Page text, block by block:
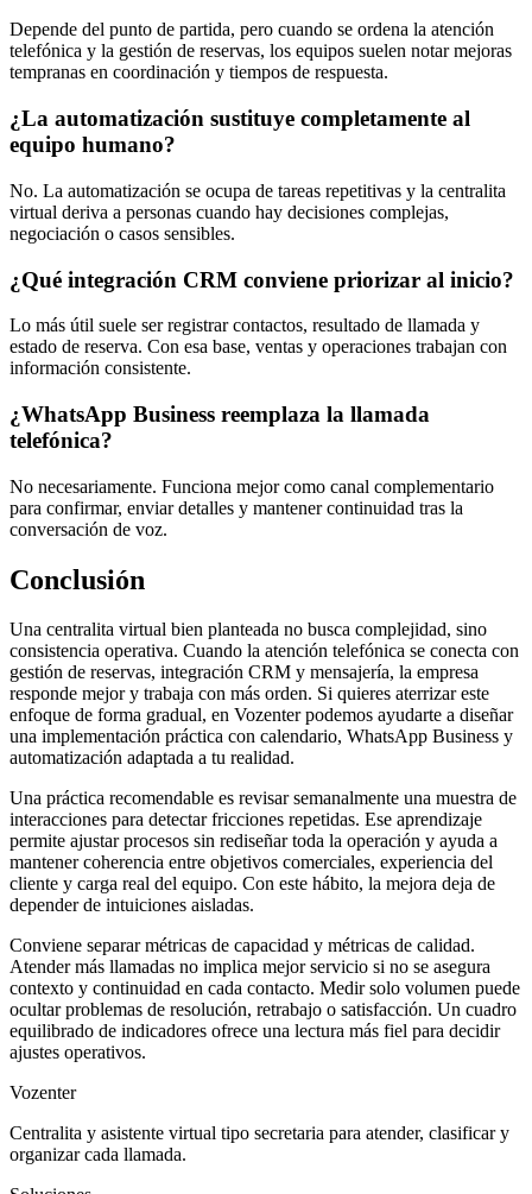
Depende del punto de partida, pero cuando se ordena la atención
telefónica y la gestión de reservas, los equipos suelen notar mejoras
tempranas en coordinación y tiempos de respuesta.
¿La automatización sustituye completamente al
equipo humano?
No. La automatización se ocupa de tareas repetitivas y la centralita
virtual deriva a personas cuando hay decisiones complejas,
negociación o casos sensibles.
¿Qué integración CRM conviene priorizar al inicio?
Lo más útil suele ser registrar contactos, resultado de llamada y
estado de reserva. Con esa base, ventas y operaciones trabajan con
información consistente.
¿WhatsApp Business reemplaza la llamada
telefónica?
No necesariamente. Funciona mejor como canal complementario
para confirmar, enviar detalles y mantener continuidad tras la
conversación de voz.
Conclusión
Una centralita virtual bien planteada no busca complejidad, sino
consistencia operativa. Cuando la atención telefónica se conecta con
gestión de reservas, integración CRM y mensajería, la empresa
responde mejor y trabaja con más orden. Si quieres aterrizar este
enfoque de forma gradual, en Vozenter podemos ayudarte a diseñar
una implementación práctica con calendario, WhatsApp Business y
automatización adaptada a tu realidad.
Una práctica recomendable es revisar semanalmente una muestra de
interacciones para detectar fricciones repetidas. Ese aprendizaje
permite ajustar procesos sin rediseñar toda la operación y ayuda a
mantener coherencia entre objetivos comerciales, experiencia del
cliente y carga real del equipo. Con este hábito, la mejora deja de
depender de intuiciones aisladas.
Conviene separar métricas de capacidad y métricas de calidad.
Atender más llamadas no implica mejor servicio si no se asegura
contexto y continuidad en cada contacto. Medir solo volumen puede
ocultar problemas de resolución, retrabajo o satisfacción. Un cuadro
equilibrado de indicadores ofrece una lectura más fiel para decidir
ajustes operativos.
Vozenter
Centralita y asistente virtual tipo secretaria para atender, clasificar y
organizar cada llamada.